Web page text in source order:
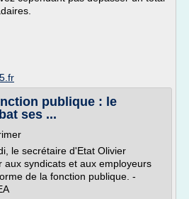
publique : le
ses ...
le secrétaire d'Etat Olivier
aux syndicats et aux employeurs
de la fonction publique. -